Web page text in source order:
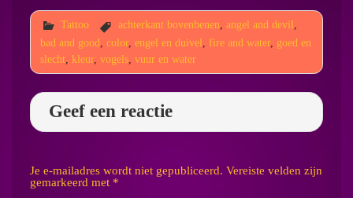
Tattoo achterkant bovenbenen angel and devil
bad and good color, engel en duivel fire and water, goed en
slecht, kleur, vogels, vuur en water
Geef een reactie
Je e-mailadres wordt niet gepubliceerd. Vereiste velden zijn
gemarkeerd met *